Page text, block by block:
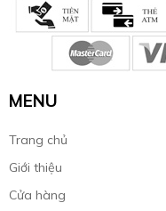
MENU
Trang chủ
Giới thiệu
Cửa hàng